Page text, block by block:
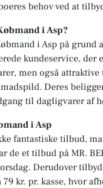
behov ved at
i Asp?
i Asp på grund
kundeservice,
men også
Deres
til dagligvarer af
i Asp
fantastiske tilbud,
de et tilbud på MR.
Derudover
kr. pr. kasse, hvor